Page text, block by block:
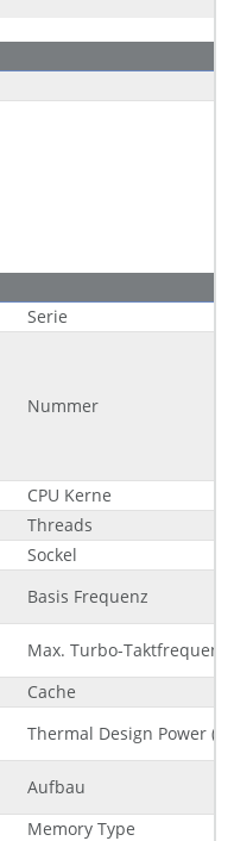
Serie
Nummer
CPU Kerne
Threads
Sockel
Basis Frequenz
Max. Turbo-Taktfrequenz
Cache
Thermal Design Power
Aufbau
Memory Type